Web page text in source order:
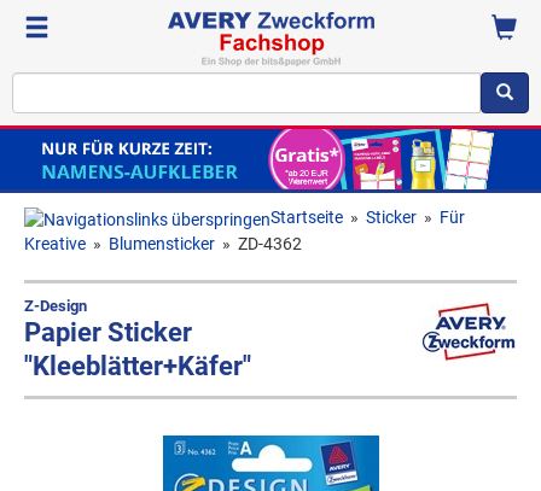
Startseite » Sticker » Für
Kreative » Blumensticker » ZD-4362
Z-Design
Papier Sticker
"Kleeblätter+Käfer"